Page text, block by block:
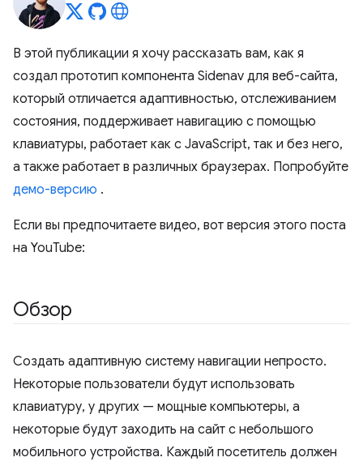
В этой публикации я хочу рассказать вам, как я
создал прототип компонента Sidenav для веб-сайта,
который отличается адаптивностью, отслеживанием
состояния, поддерживает навигацию с помощью
клавиатуры, работает как с JavaScript, так и без него,
а также работает в различных браузерах. Попробуйте
демо-версию .
Если вы предпочитаете видео, вот версия этого поста
на YouTube:
Обзор
Создать адаптивную систему навигации непросто.
Некоторые пользователи будут использовать
клавиатуру, у других — мощные компьютеры, а
некоторые будут заходить на сайт с небольшого
мобильного устройства. Каждый посетитель должен